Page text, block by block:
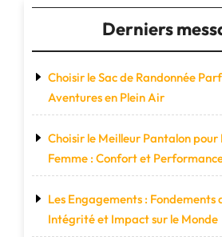
Derniers
Choisir le Sac de Randonnée
Aventures en Plein Air
Choisir le Meilleur Pantalon pour
Femme : Confort et
Les Engagements : Fondements
Intégrité et Impact sur le Monde